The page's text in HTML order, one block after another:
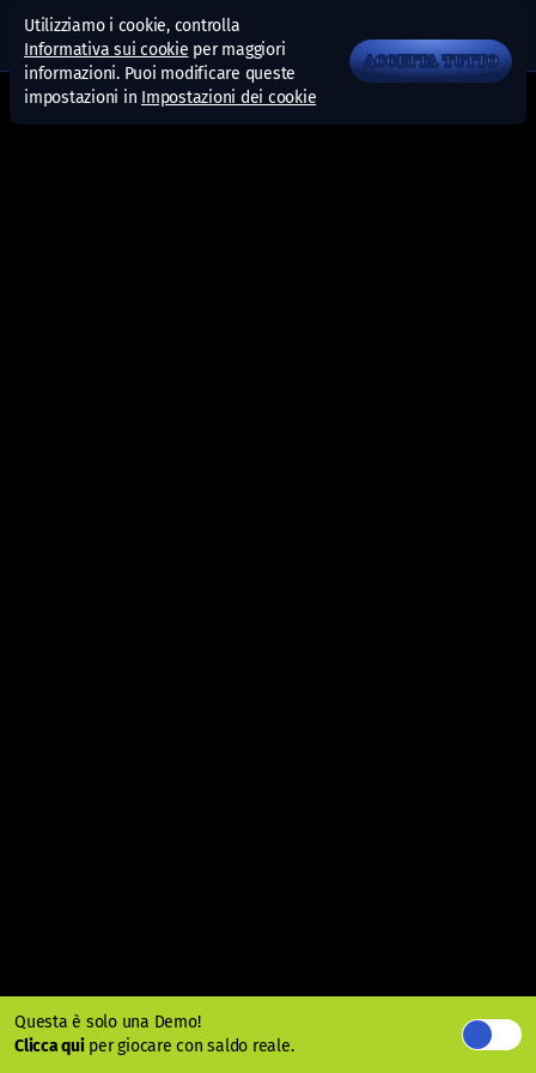
Questa è solo una Demo!
Clicca quiper giocare con saldo reale.
Utilizziamo i cookie, controlla
Informativa sui cookie per maggiori
informazioni. Puoi modificare queste
impostazioni in Impostazioni dei cookie
ACCETTA TUTTO